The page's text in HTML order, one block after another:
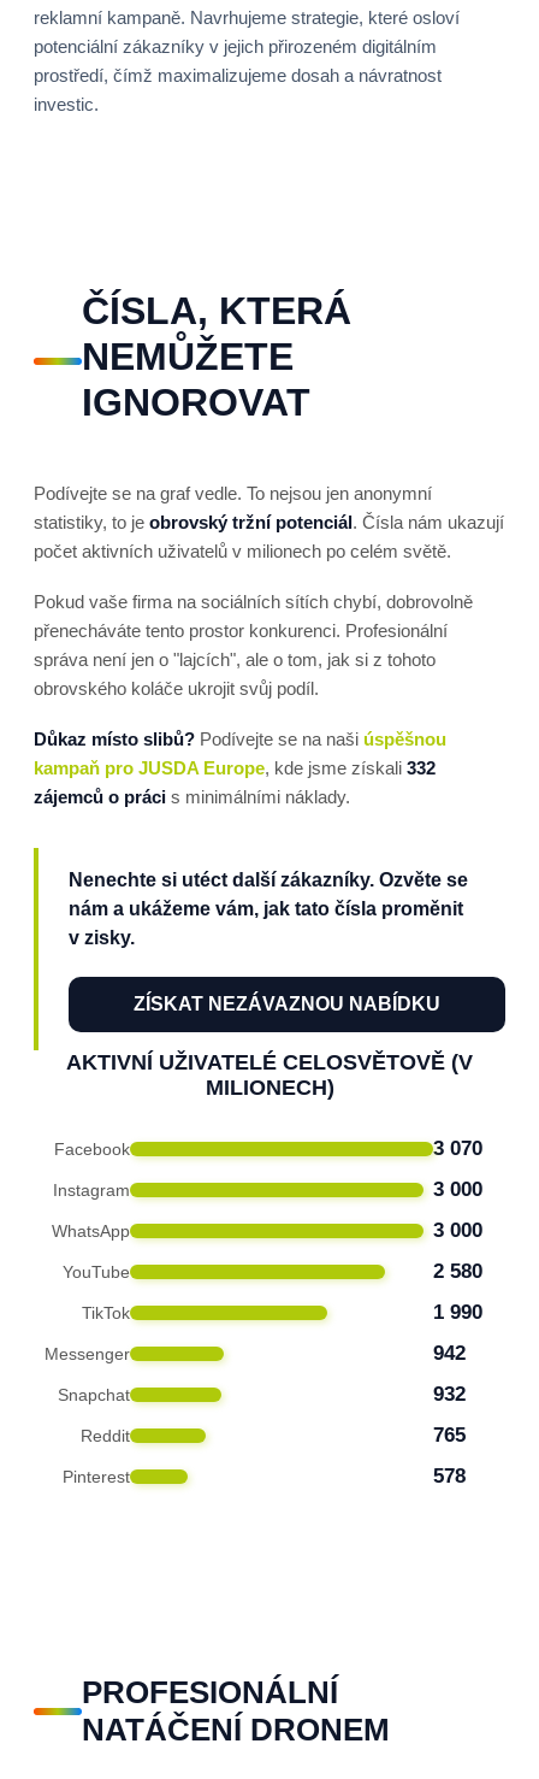
reklamní kampaně. Navrhujeme strategie, které osloví
potenciální zákazníky v jejich přirozeném digitálním
prostředí, čímž maximalizujeme dosah a návratnost
investic.
ČÍSLA, KTERÁ
NEMŮŽETE
IGNOROVAT
Podívejte se na graf vedle. To nejsou jen anonymní
statistiky, to je obrovský tržní potenciál. Čísla nám ukazují
počet aktivních uživatelů v milionech po celém světě.
Pokud vaše firma na sociálních sítích chybí, dobrovolně
přenecháváte tento prostor konkurenci. Profesionální
správa není jen o "lajcích", ale o tom, jak si z tohoto
obrovského koláče ukrojit svůj podíl.
Důkaz místo slibů? Podívejte se na naši úspěšnou
kampaň pro JUSDA Europe, kde jsme získali 332
zájemců o práci s minimálními náklady.
Nenechte si utéct další zákazníky. Ozvěte se
nám a ukážeme vám, jak tato čísla proměnit
v zisky.
ZÍSKAT NEZÁVAZNOU NABÍDKU
AKTIVNÍ UŽIVATELÉ CELOSVĚTOVĚ (V
MILIONECH)
Facebook 3 070
Instagram 3 000
WhatsApp 3 000
YouTube 2 580
TikTok 1 990
Messenger 942
Snapchat 932
Reddit 765
Pinterest 578
PROFESIONÁLNÍ
NATÁČENÍ DRONEM